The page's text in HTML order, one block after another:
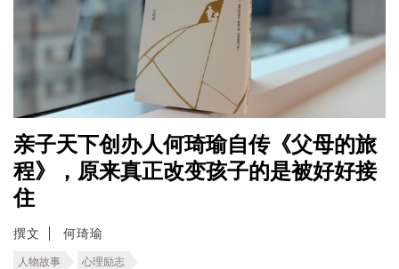
亲子天下创办人何琦瑜自传《父母的旅
程》，原来真正改变孩子的是被好好接
住
撰文 何琦瑜
人物故事 心理励志